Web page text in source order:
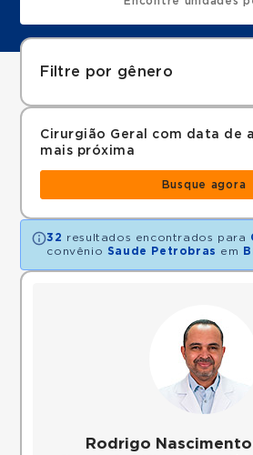
Filtre por gênero
Cirurgião Geral com data de
mais próxima
Busque agora
32 resultados encontrados para
convênio Saude Petrobras em
Rodrigo